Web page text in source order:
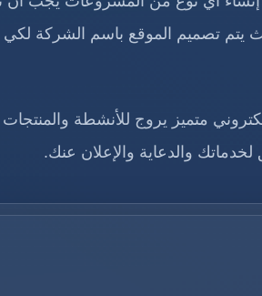
يتم تصميم الموقع باسم الشركة
متميز يروج للأنشطة
والدعاية والإعلان عنك.